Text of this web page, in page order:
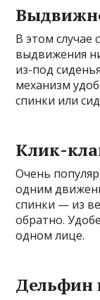
В этом случае
выдвижения
из-под
механизм
спинки или
Клик-
Очень
одним
спинки — из
обратно.
одном лице.
Дельфин